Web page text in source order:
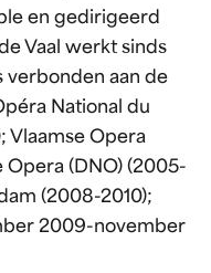
en gedirigeerd
Vaal werkt sinds
verbonden aan de
National du
Vlaamse Opera
(DNO) (2005-
(2008-2010);
2009-november